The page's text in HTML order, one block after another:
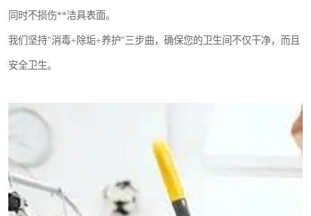
同时不损伤**洁具表面。
我们坚持"消毒+除垢+养护"三步曲，确保您的卫生间不仅干净，而且
安全卫生。